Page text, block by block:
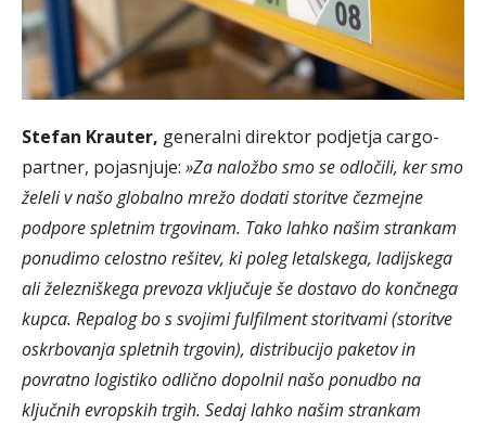
Stefan Krauter, generalni direktor podjetja cargo-
partner, pojasnjuje: »Za naložbo smo se odločili, ker smo
želeli v našo globalno mrežo dodati storitve čezmejne
podpore spletnim trgovinam. Tako lahko našim strankam
ponudimo celostno rešitev, ki poleg letalskega, ladijskega
ali železniškega prevoza vključuje še dostavo do končnega
kupca. Repalog bo s svojimi fulfilment storitvami (storitve
oskrbovanja spletnih trgovin), distribucijo paketov in
povratno logistiko odlično dopolnil našo ponudbo na
ključnih evropskih trgih. Sedaj lahko našim strankam